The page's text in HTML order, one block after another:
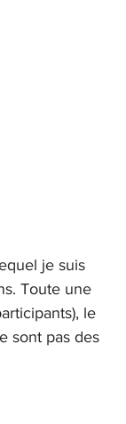
je suis
Toute une
le
sont pas des